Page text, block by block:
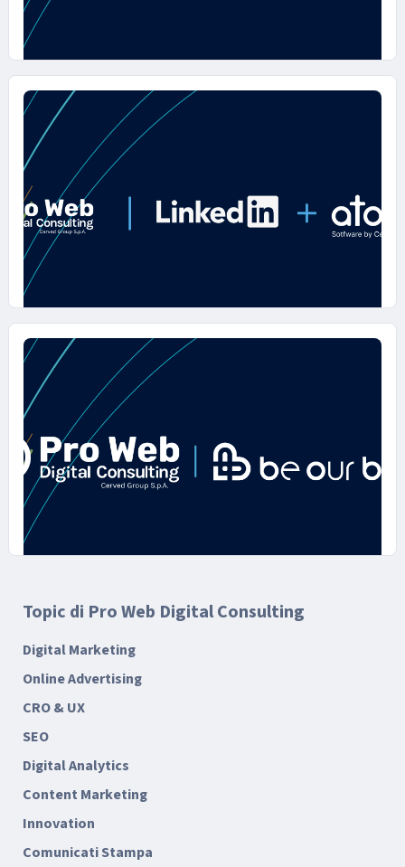
14 APRILE 2025
Pro Web Consulting (Cerved Group
S.p.A) supporterà Kerakoll anche nel
2025
14 APRILE 2025
Atoka + LinkedIn: rivoluzionare il
targeting B2B con l'integrazione
strategica dei dati aziendali
14 APRILE 2025
Un progetto digitale a 360°: il ruolo
di Pro Web Consulting (Cerved
Group S.p.A.) nella go-to-market
strategy di Be Our Best
Topic di Pro Web Digital Consulting
Digital Marketing
Online Advertising
CRO & UX
SEO
Digital Analytics
Content Marketing
Innovation
Comunicati Stampa